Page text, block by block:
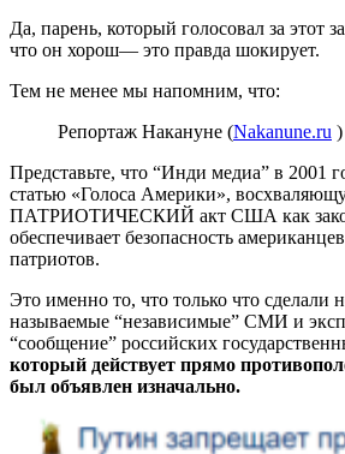
Да, парень, который голосовал за этот
что он хорош— это правда шокирует.
Тем не менее мы напомним, что:
Репортаж Накануне (Nakanune.ru )
Представьте, что “Инди медиа” в 2001
статью «Голоса Америки»,
ПАТРИОТИЧЕСКИЙ акт США как
обеспечивает безопасность
патриотов.
Это именно то, что только что сделали
называемые “независимые” СМИ и
“сообщение” российских
который действует прямо
был объявлен изначально.